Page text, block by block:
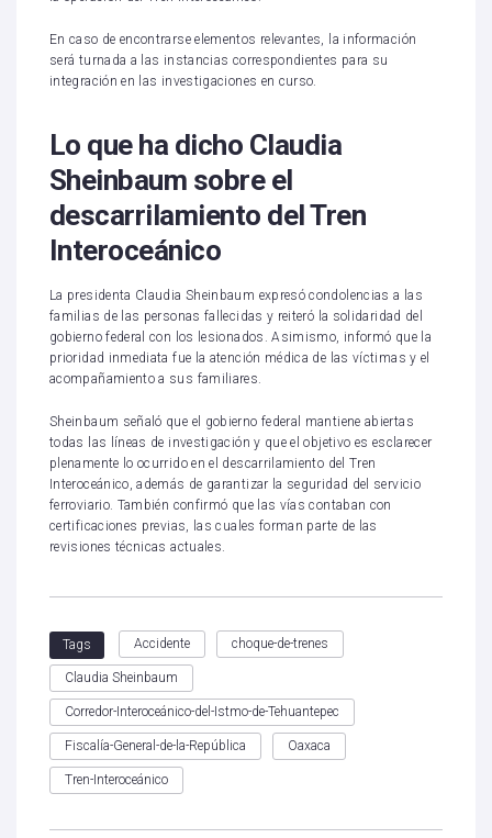
En caso de encontrarse elementos relevantes, la información
será turnada a las instancias correspondientes para su
integración en las investigaciones en curso.
Lo que ha dicho Claudia
Sheinbaum sobre el
descarrilamiento del Tren
Interoceánico
La presidenta Claudia Sheinbaum expresó condolencias a las
familias de las personas fallecidas y reiteró la solidaridad del
gobierno federal con los lesionados. Asimismo, informó que la
prioridad inmediata fue la atención médica de las víctimas y el
acompañamiento a sus familiares.
Sheinbaum señaló que el gobierno federal mantiene abiertas
todas las líneas de investigación y que el objetivo es esclarecer
plenamente lo ocurrido en el descarrilamiento del Tren
Interoceánico, además de garantizar la seguridad del servicio
ferroviario. También confirmó que las vías contaban con
certificaciones previas, las cuales forman parte de las
revisiones técnicas actuales.
Tags Accidente choque-de-trenes
Claudia Sheinbaum
Corredor-Interoceánico-del-Istmo-de-Tehuantepec
Fiscalía-General-de-la-República Oaxaca
Tren-Interoceánico